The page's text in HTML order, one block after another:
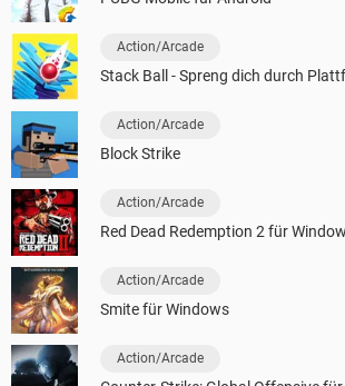
Action/Arcade
Stack Ball - Spreng dich durch
Action/Arcade
Block Strike
Action/Arcade
Red Dead Redemption 2 für
Action/Arcade
Smite für Windows
Action/Arcade